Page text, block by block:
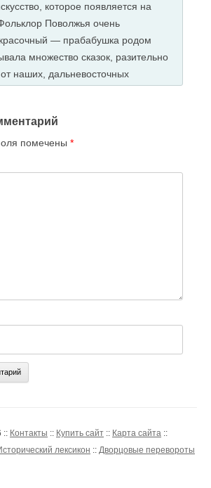
которое появляется на
Поволжья очень
— прабабушка родом
множество сказок, разительно
наших, дальневосточных
помечены *
:: Контакты :: Купить сайт :: Карта сайта ::
лексикон :: Дворцовые перевороты